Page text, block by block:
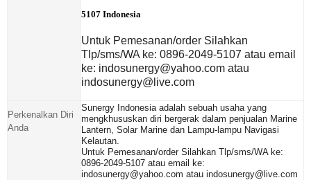
5107 Indonesia
Untuk Pemesanan/order Silahkan
Tlp/sms/WA ke: 0896-2049-5107 atau email
ke: indosunergy@yahoo.com atau
indosunergy@live.com
Perkenalkan Diri
Anda
Sunergy Indonesia adalah sebuah usaha yang
mengkhususkan diri bergerak dalam penjualan Marine
Lantern, Solar Marine dan Lampu-lampu Navigasi
Kelautan.
Untuk Pemesanan/order Silahkan Tlp/sms/WA ke:
0896-2049-5107 atau email ke:
indosunergy@yahoo.com atau indosunergy@live.com